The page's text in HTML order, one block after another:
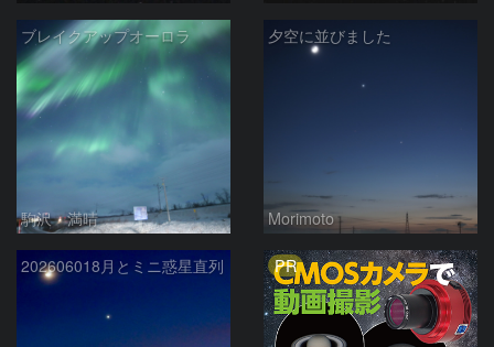
ブレイクアップオーロラ
駒沢 満晴
夕空に並びました
Morimoto
202606018月とミニ惑星直列 PR